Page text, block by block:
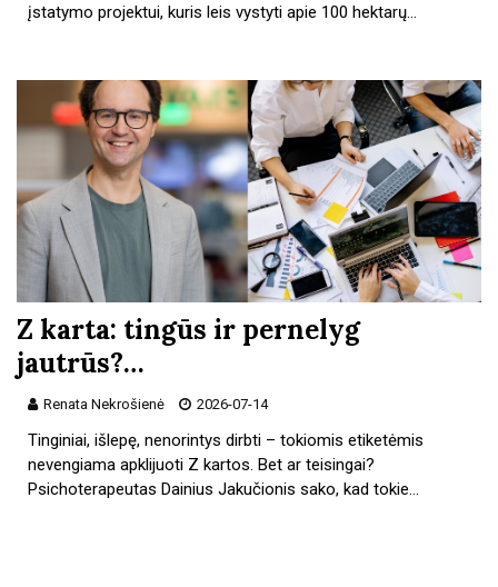
įstatymo projektui, kuris leis vystyti apie 100 hektarų…
Z karta: tingūs ir pernelyg
jautrūs?…
Renata Nekrošienė 2026-07-14
Tinginiai, išlepę, nenorintys dirbti – tokiomis etiketėmis
nevengiama apklijuoti Z kartos. Bet ar teisingai?
Psichoterapeutas Dainius Jakučionis sako, kad tokie…